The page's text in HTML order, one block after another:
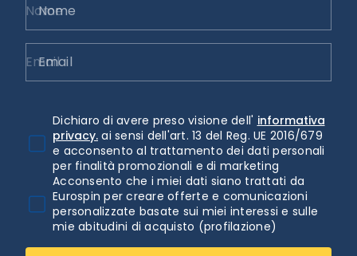
Nome
Email
Dichiaro di avere preso visione dell' informativa
privacy. ai sensi dell'art. 13 del Reg. UE 2016/679
e acconsento al trattamento dei dati personali
per finalità promozionali e di marketing
Acconsento che i miei dati siano trattati da
Eurospin per creare offerte e comunicazioni
personalizzate basate sui miei interessi e sulle
mie abitudini di acquisto (profilazione)